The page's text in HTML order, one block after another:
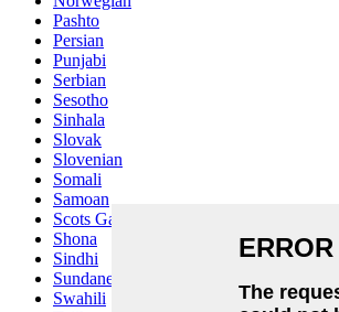
Pashto
Persian
Punjabi
Serbian
Sesotho
Sinhala
Slovak
Slovenian
Somali
Samoan
Scots Gaelic
Shona
Sindhi
Sundanese
Swahili